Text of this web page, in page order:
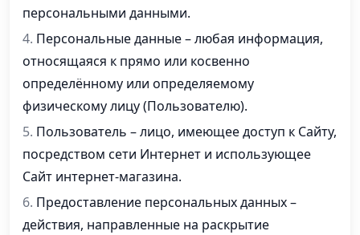
персональными данными.
Персональные данные – любая информация,
относящаяся к прямо или косвенно
определённому или определяемому
физическому лицу (Пользователю).
Пользователь – лицо, имеющее доступ к Сайту,
посредством сети Интернет и использующее
Сайт интернет-магазина.
Предоставление персональных данных –
действия, направленные на раскрытие